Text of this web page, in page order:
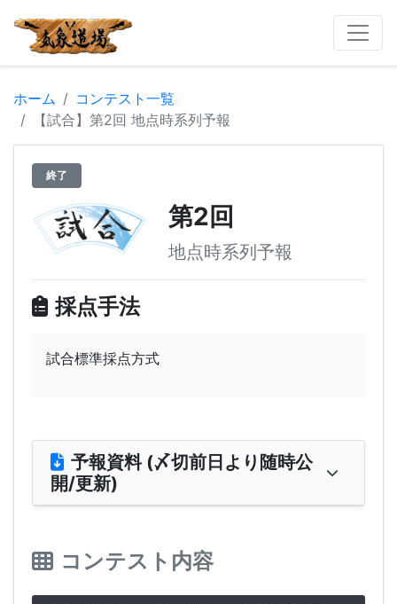
ホーム
コンテスト一覧
【試合】第2回 地点時系列予報
終了
第2回
地点時系列予報
採点手法
試合標準採点方式
予報資料 (〆切前日より随時公
開/更新)
コンテスト内容